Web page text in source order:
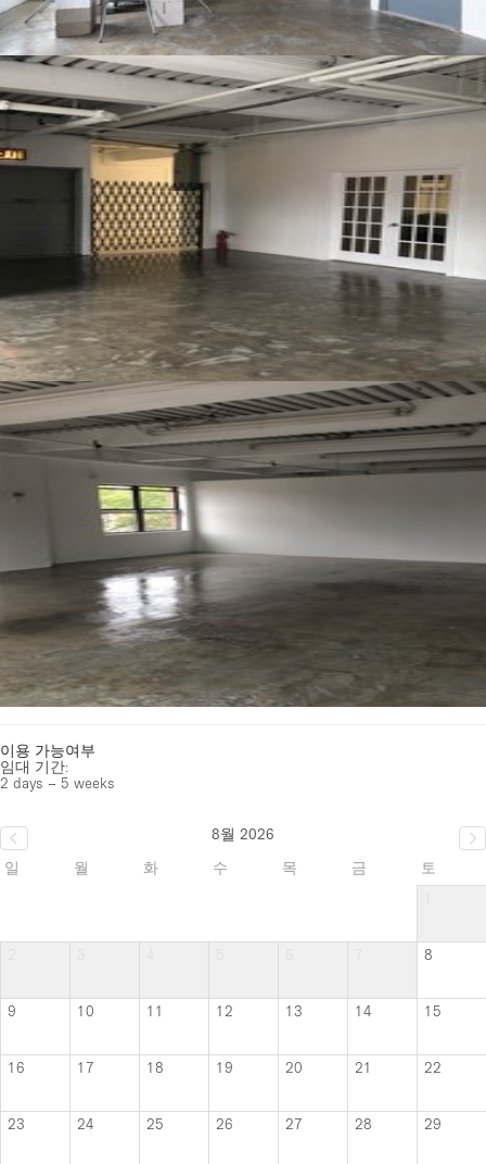
이용 가능여부
임대 기간:
2 days – 5 weeks
8월 2026
일
월 화 수 목 금
토
8
9 10 11 12 13 14 15
16 17 18 19 20 21 22
23 24 25 26 27 28 29